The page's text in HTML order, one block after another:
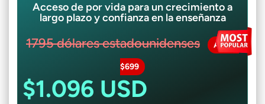
Acceso de por vida para un crecimiento a
largo plazo y confianza en la enseñanza
1795 dólares estadounidenses Ahorra
$699
$1.096 USD